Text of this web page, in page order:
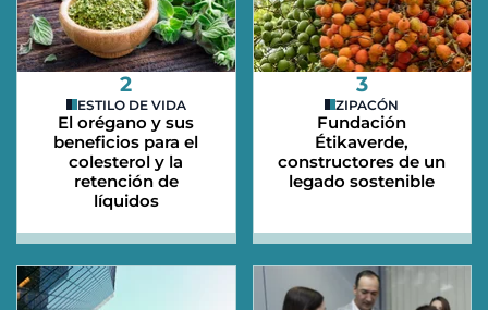
2
ESTILO DE VIDA
El orégano y sus
beneficios para el
colesterol y la
retención de
líquidos
3
ZIPACÓN
Fundación
Étikaverde,
constructores de un
legado sostenible